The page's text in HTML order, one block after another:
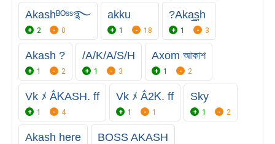
Akashᴮᴼˢˢ࿐
2 0
akku
1 18
?Aka͢͢͢sh
1 3
Akash ?
1 2
/A/K/A/S/H
1 3
Axom আকাশ
1 2
Vk ﾒ ẮᏦASH. ff
1 4
Vk ﾒ Ắ2Ꮶ. ff
1 1
Sky
1 2
Akash here BOSS AKASH